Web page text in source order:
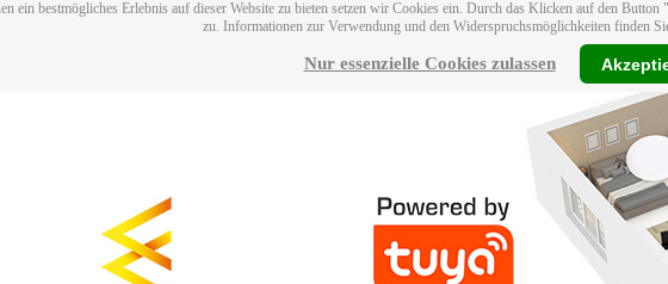
ein bestmögliches Erlebnis auf dieser Website zu bieten setzen wir Cookies ein. Durch das Klicken auf den
zu. Informationen zur Verwendung und den Widerspruchsmöglichkeiten finden
Nur essenzielle Cookies zulassen